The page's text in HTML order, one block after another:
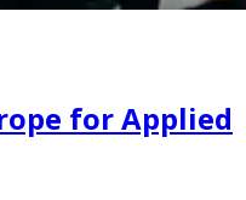
for Applied